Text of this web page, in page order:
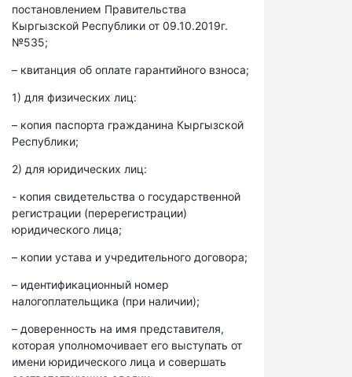
постановлением Правительства
Кыргызской Республики от 09.10.2019г.
№535;
– квитанция об оплате гарантийного взноса;
1) для физических лиц:
– копия паспорта гражданина Кыргызской
Республики;
2) для юридических лиц:
- копия свидетельства о государственной
регистрации (перерегистрации)
юридического лица;
– копии устава и учредительного договора;
– идентификационный номер
налогоплательщика (при наличии);
– доверенность на имя представителя,
которая уполномочивает его выступать от
имени юридического лица и совершать